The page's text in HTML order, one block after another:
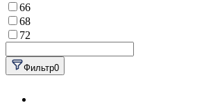
66
68
72
Фильтр0